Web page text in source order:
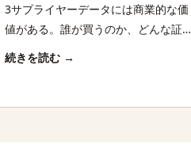
3サプライヤーデータには商業的な価
値がある。誰が買うのか、どんな証明
が必要か、どこでキャッシュフローに
転換するのかを整理する。
続きを読む →